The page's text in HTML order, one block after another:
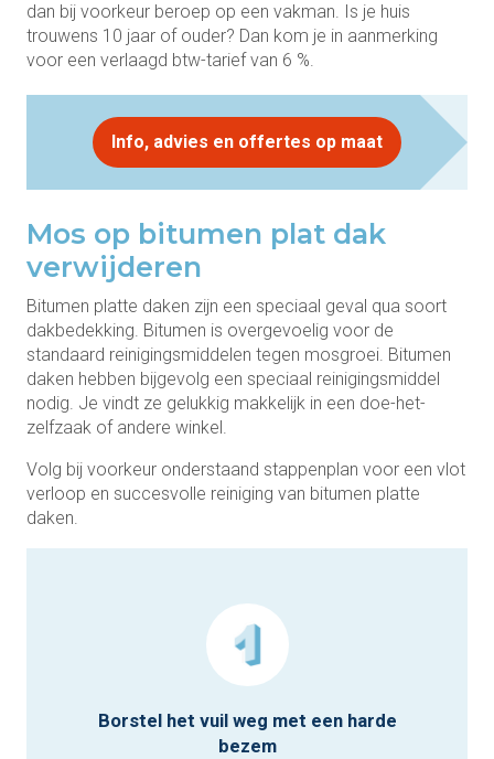
dan bij voorkeur beroep op een vakman. Is je huis
trouwens 10 jaar of ouder? Dan kom je in aanmerking
voor een verlaagd btw-tarief van 6 %.
Info, advies en offertes op maat
Mos op bitumen plat dak
verwijderen
Bitumen platte daken zijn een speciaal geval qua soort
dakbedekking. Bitumen is overgevoelig voor de
standaard reinigingsmiddelen tegen mosgroei. Bitumen
daken hebben bijgevolg een speciaal reinigingsmiddel
nodig. Je vindt ze gelukkig makkelijk in een doe-het-
zelfzaak of andere winkel.
Volg bij voorkeur onderstaand stappenplan voor een vlot
verloop en succesvolle reiniging van bitumen platte
daken.
Borstel het vuil weg met een harde
bezem